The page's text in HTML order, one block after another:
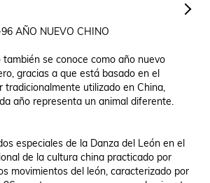
AÑO NUEVO CHINO
también se conoce como año nuevo
gracias a que está basado en el
tradicionalmente utilizado en China,
año representa un animal diferente.
especiales de la Danza del León en el
de la cultura china practicado por
movimientos del león, caracterizado por